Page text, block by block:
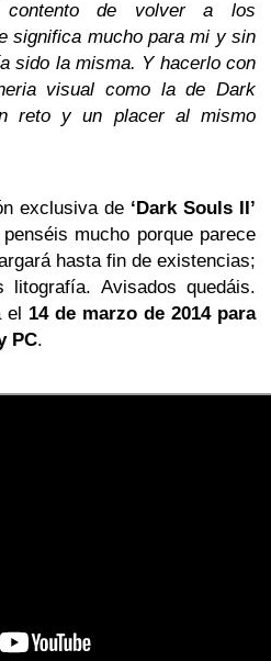
contento de volver a los
significa mucho para mi y sin
sido la misma. Y hacerlo con
visual como la de Dark
reto y un placer al mismo
exclusiva de ‘Dark Souls II’
mucho porque parece
hasta fin de existencias;
Avisados quedáis.
el 14 de marzo de 2014 para
PC.